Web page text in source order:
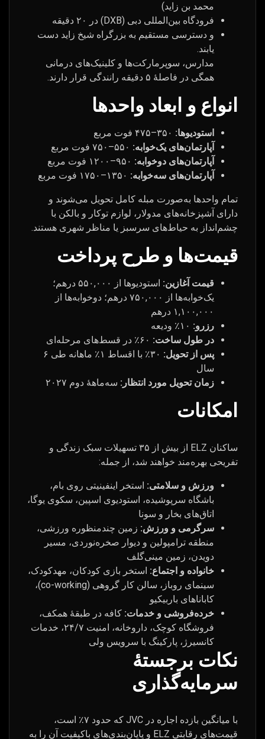
محمد بن زاید)
فرودگاه بین‌المللی دبی (DXB) در ۲۰ دقیقه
و دسترسی مستقیم به بزرگراه شیخ زاید دست
یابند.
مدارس، سوپرمارکت‌ها و کلینیک‌های درمانی
همگی در فاصلهٔ ۵ دقیقه رانندگی قرار دارند.
انواع و ابعاد واحدها
استودیوها:
آپارتمان‌های یک‌خوابه:
آپارتمان‌های دوخوابه:
آپارتمان‌های سه‌خوابه:
تمام واحدها به‌صورت مبله کامل تحویل می‌شوند و
دارای آشپزخانه‌های مدولار، لوازم توکار و بالکن با
چشم‌انداز به حیاط‌های سرسبز یا مناظر شهری هستند.
قیمت‌ها و طرح پرداخت
قیمت آغازین:
استودیوها از ۵۵۰,۰۰۰ درهم؛
یک‌خوابه‌ها از ۷۵۰,۰۰۰ درهم؛ دوخوابه‌ها از
۱,۱۰۰,۰۰۰ درهم
رزرو:
در طول ساخت:
پس از تحویل:
۳۰٪ با اقساط ۱٪ ماهانه طی ۶
سال
زمان تحویل مورد انتظار: سه‌ماههٔ دوم ۲۰۲۷
امکانات
ساکنان ELZ از بیش از ۳۵ تسهیلات سبک زندگی و
تفریحی بهره‌مند خواهند شد، از جمله:
ورزش و سلامتی: استخر اینفینیتی روی بام،
باشگاه سرپوشیده، استودیوی اسپین، سکوی یوگا،
اتاق‌های بخار و سونا
سرگرمی و ورزش: زمین چندمنظوره ورزشی،
منطقه ترامپولین و دیوار صخره‌نوردی، مسیر
دویدن، زمین مینی‌گلف
خانواده و اجتماع: استخر بازی کودکان، مهدکودک،
سینمای روباز، سالن کار گروهی (co-working)،
کاباناهای باربیکیو
خرده‌فروشی و خدمات: کافه در طبقهٔ همکف،
فروشگاه کوچک، داروخانه، امنیت ۲۴/۷، خدمات
کانسیرژ، پارکینگ با سرویس ولی
نکات برجستهٔ
سرمایه‌گذاری
با میانگین بازده اجاره در JVC که حدود ۷٪ است،
قیمت‌های رقابتی ELZ و پایان‌بندی‌های باکیفیت آن را به